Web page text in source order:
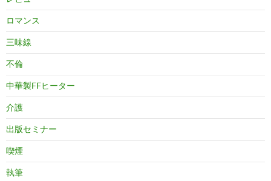
ロマンス
三味線
不倫
中華製FFヒーター
介護
出版セミナー
喫煙
執筆